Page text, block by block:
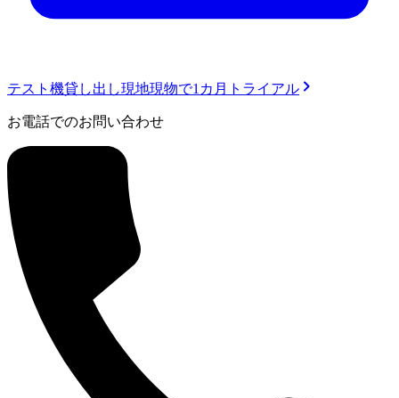
テスト機貸し出し現地現物で1カ月トライアル
お電話でのお問い合わせ